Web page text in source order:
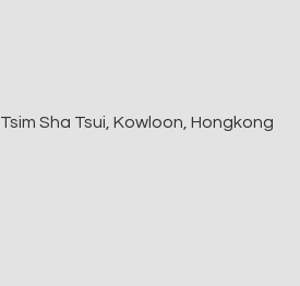
Sha Tsui, Kowloon, Hongkong